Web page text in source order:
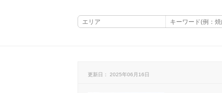
更新日： 2025年06月16日